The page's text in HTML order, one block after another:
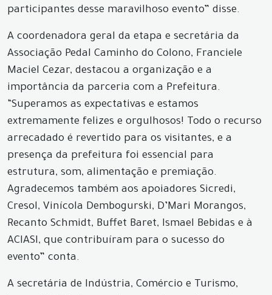
participantes desse maravilhoso evento” disse.
A coordenadora geral da etapa e secretária da
Associação Pedal Caminho do Colono, Franciele
Maciel Cezar, destacou a organização e a
importância da parceria com a Prefeitura.
“Superamos as expectativas e estamos
extremamente felizes e orgulhosos! Todo o recurso
arrecadado é revertido para os visitantes, e a
presença da prefeitura foi essencial para
estrutura, som, alimentação e premiação.
Agradecemos também aos apoiadores Sicredi,
Cresol, Vinícola Dembogurski, D’Mari Morangos,
Recanto Schmidt, Buffet Baret, Ismael Bebidas e à
ACIASI, que contribuíram para o sucesso do
evento” conta.
A secretária de Indústria, Comércio e Turismo,